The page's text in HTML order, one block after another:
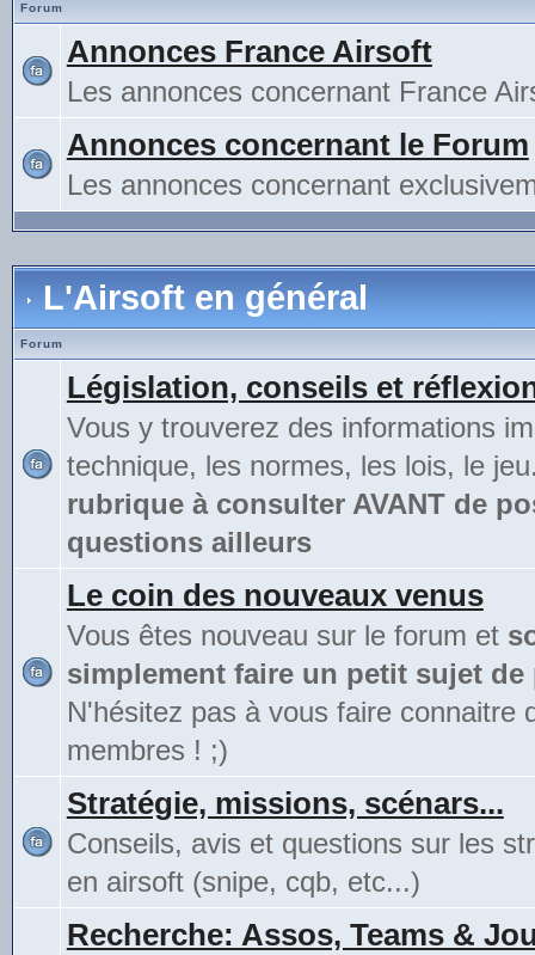
Forum
Annonces France Airsoft
Les annonces concernant France
Annonces concernant le Forum
Les annonces concernant
L'Airsoft en général
Forum
Législation, conseils et
Vous y trouverez des informations
technique, les normes, les lois, le
rubrique à consulter AVANT de
questions ailleurs
Le coin des nouveaux venus
Vous êtes nouveau sur le forum et
simplement faire un petit sujet
N'hésitez pas à vous faire connaitre
membres ! ;)
Stratégie, missions, scénars...
Conseils, avis et questions sur les
en airsoft (snipe, cqb, etc...)
Recherche: Assos, Teams &